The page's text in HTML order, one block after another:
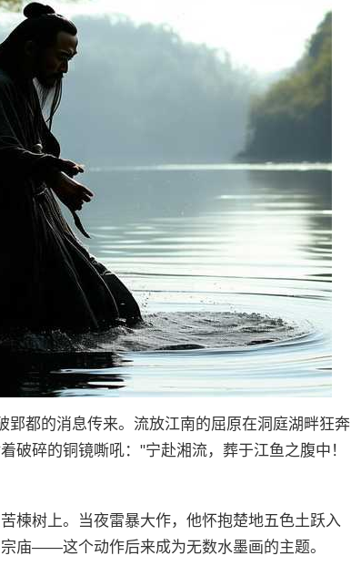
郢都的消息传来。流放江南的屈原在洞庭湖畔狂奔
破碎的铜镜嘶吼："宁赴湘流，葬于江鱼之腹中！
楝树上。当夜雷暴大作，他怀抱楚地五色土跃入
庙——这个动作后来成为无数水墨画的主题。